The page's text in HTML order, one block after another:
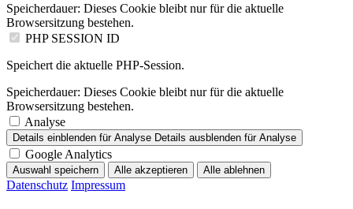
Speicherdauer: Dieses Cookie bleibt nur für die aktuelle
Browsersitzung bestehen.
PHP SESSION ID
Speichert die aktuelle PHP-Session.
Speicherdauer: Dieses Cookie bleibt nur für die aktuelle
Browsersitzung bestehen.
Analyse
Details einblenden für Analyse Details ausblenden für Analyse
Google Analytics
Auswahl speichern Alle akzeptieren Alle ablehnen
Datenschutz Impressum